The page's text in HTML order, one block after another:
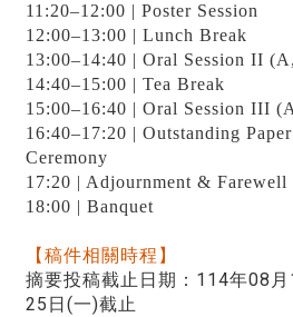
11:20–12:00 | Poster Session
12:00–13:00 | Lunch Break
13:00–14:40 | Oral Session II
14:40–15:00 | Tea Break
15:00–16:40 | Oral Session III
16:40–17:20 | Outstanding
Ceremony
17:20 | Adjournment & Farewell
18:00 | Banquet
【稿件相關時程】
摘要投稿截止日期：114年08
25日(一)截止